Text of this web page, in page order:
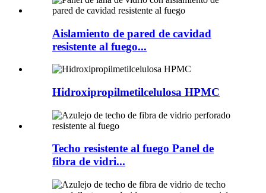
Aislamiento de pared de cavidad
resistente al fuego...
Hidroxipropilmetilcelulosa HPMC
Techo resistente al fuego Panel de
fibra de vidri...